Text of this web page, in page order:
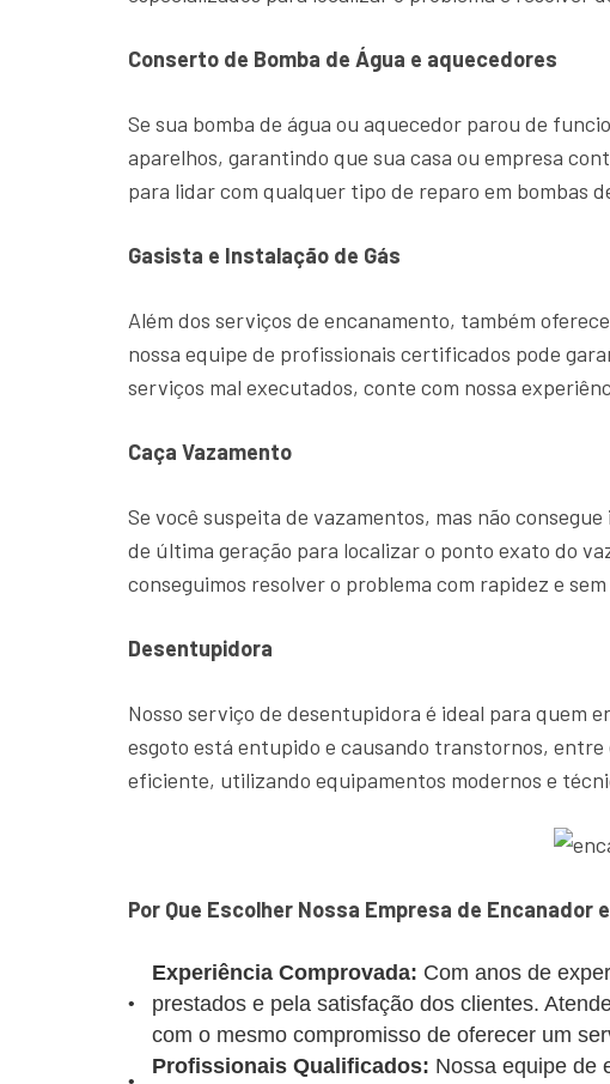
Conserto de Bomba de Água e aquecedores
Se sua bomba de água ou aquecedor parou de
aparelhos, garantindo que sua casa ou empresa
para lidar com qualquer tipo de reparo em bombas
Gasista e Instalação de Gás
Além dos serviços de encanamento, também
nossa equipe de profissionais certificados pode
serviços mal executados, conte com nossa
Caça Vazamento
Se você suspeita de vazamentos, mas não
de última geração para localizar o ponto exato do
conseguimos resolver o problema com rapidez e
Desentupidora
Nosso serviço de desentupidora é ideal para quem
esgoto está entupido e causando transtornos,
eficiente, utilizando equipamentos modernos e
Por Que Escolher Nossa Empresa de Encanador
Experiência Comprovada: Com anos de
prestados e pela satisfação dos clientes.
com o mesmo compromisso de oferecer um
Profissionais Qualificados: Nossa equipe de